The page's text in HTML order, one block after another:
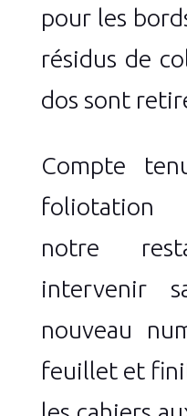
pour les
résidus de
dos sont
Compte
foliotation
notre
intervenir
nouveau
feuillet et